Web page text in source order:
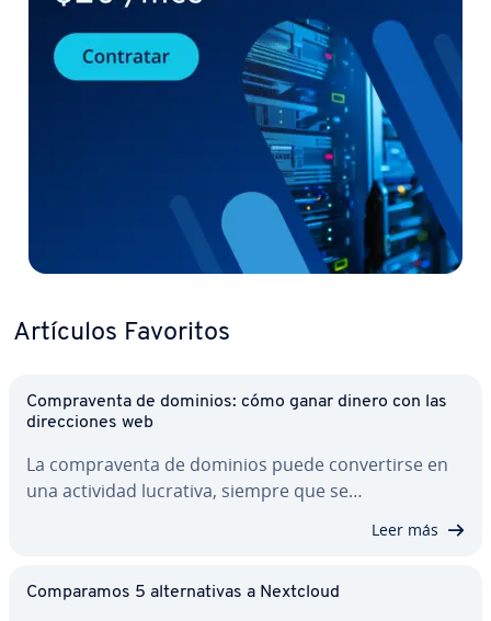
Artículos Favoritos
Co­m­pra­ve­n­ta de dominios: cómo ganar dinero con las
di­re­c­cio­nes web
La co­m­pra­ve­n­ta de dominios puede co­n­ve­r­ti­r­se en
una actividad lucrativa, siempre que se…
Leer más
Co­m­pa­ra­mos 5 al­te­r­na­ti­vas a Nextcloud